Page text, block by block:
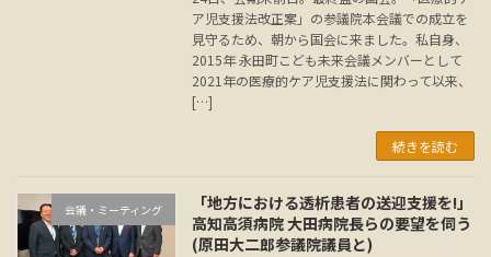
ア児支援法改正案」の参議院本会議での成立を
見守るため、朝から国会に来ました。私自身、
2015年 永田町こども未来会議メンバーとして
2021年の医療的ケア児支援法に関わって以来、
[…]
続きを読む
会議・ミーティング
「地方における透析患者の送迎支援を!」
高知高須病院 大田病院長らの要望を伺う
(原田大二郎参議院議員と)